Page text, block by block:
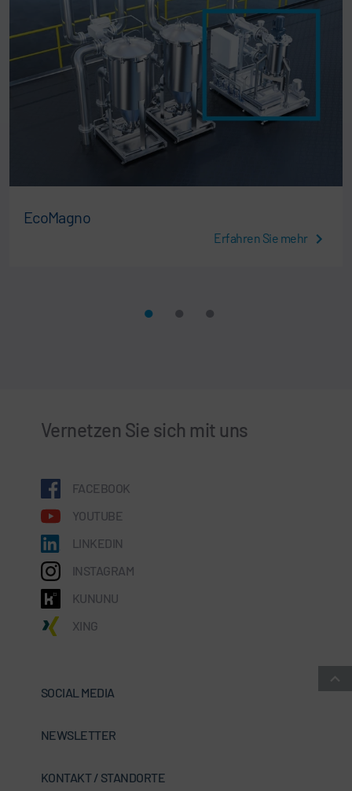
EcoMagno
Erfahren Sie mehr
Vernetzen Sie sich mit uns
FACEBOOK
YOUTUBE
LINKEDIN
INSTAGRAM
KUNUNU
XING
SOCIAL MEDIA
NEWSLETTER
KONTAKT / STANDORTE